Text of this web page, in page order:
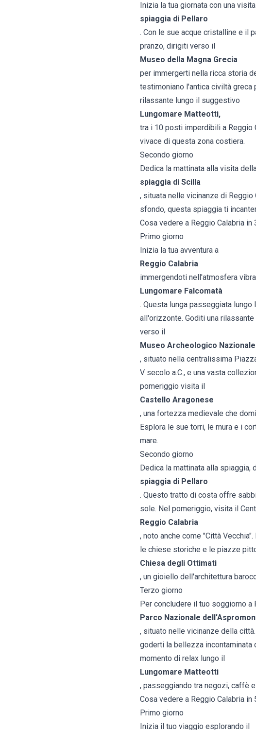
Inizia la tua giornata con una
spiaggia di Pellaro
. Con le sue acque cristalline e il
pranzo, dirigiti verso il
Museo della Magna Grecia
per immergerti nella ricca storia
testimoniano l'antica civiltà greca
rilassante lungo il suggestivo
Lungomare Matteotti,
tra i 10 posti imperdibili a Reggio
vivace di questa zona costiera.
Secondo giorno
Dedica la mattinata alla visita
spiaggia di Scilla
, situata nelle vicinanze di
sfondo, questa spiaggia ti
Cosa vedere a Reggio Calabria in
Primo giorno
Inizia la tua avventura a
Reggio Calabria
immergendoti nell'atmosfera
Lungomare Falcomatà
. Questa lunga passeggiata
all'orizzonte. Goditi una
verso il
Museo Archeologico Nazionale
, situato nella centralissima
V secolo a.C., e una vasta
pomeriggio visita il
Castello Aragonese
, una fortezza medievale che
Esplora le sue torri, le mura e i
mare.
Secondo giorno
Dedica la mattinata alla spiaggia,
spiaggia di Pellaro
. Questo tratto di costa offre
sole. Nel pomeriggio, visita il
Reggio Calabria
, noto anche come "Città
le chiese storiche e le piazze
Chiesa degli Ottimati
, un gioiello dell'architettura
Terzo giorno
Per concludere il tuo soggiorno a
Parco Nazionale
, situato nelle vicinanze della
goderti la bellezza incontaminata
momento di relax lungo il
Lungomare Matteotti
, passeggiando tra negozi, caffè
Cosa vedere a Reggio Calabria in
Primo giorno
Inizia il tuo viaggio esplorando il